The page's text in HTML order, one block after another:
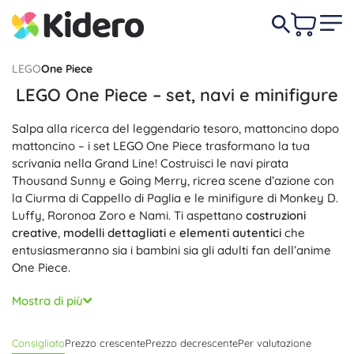
LEGOOne Piece
LEGO One Piece – set, navi e minifigure
Salpa alla ricerca del leggendario tesoro, mattoncino dopo
mattoncino – i set LEGO One Piece trasformano la tua
scrivania nella Grand Line! Costruisci le navi pirata
Thousand Sunny e Going Merry, ricrea scene d’azione con
la Ciurma di Cappello di Paglia e le minifigure di Monkey D.
Luffy, Roronoa Zoro e Nami. Ti aspettano costruzioni
creative, modelli dettagliati e elementi autentici che
entusiasmeranno sia i bambini sia gli adulti fan dell’anime
One Piece.
Ogni set LEGO One Piece punta su
accessori a tema e spesso anche
compatibilità con altri pezzi LEGO garantiscono
Mostra di più
ConsigliatoPrezzo crescentePrezzo decrescentePer valutazione